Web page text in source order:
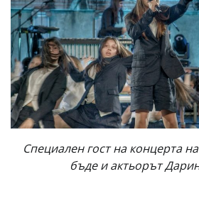
Специален гост на концерта
бъде и актьорът